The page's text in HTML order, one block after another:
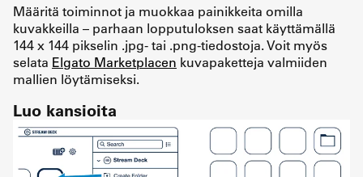
Määritä toiminnot ja muokkaa painikkeita omilla
kuvakkeilla – parhaan lopputuloksen saat käyttämällä
144 x 144 pikselin .jpg- tai .png-tiedostoja. Voit myös
selata Elgato Marketplacen kuvapaketteja valmiiden
mallien löytämiseksi.
Luo kansioita